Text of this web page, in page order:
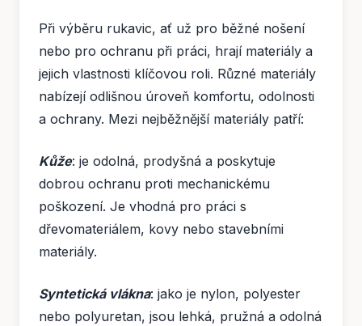
Při výběru rukavic, ať už pro běžné nošení
nebo pro ochranu při práci, hrají materiály a
jejich vlastnosti klíčovou roli. Různé materiály
nabízejí odlišnou úroveň komfortu, odolnosti
a ochrany. Mezi nejběžnější materiály patří:
Kůže: je odolná, prodyšná a poskytuje
dobrou ochranu proti mechanickému
poškození. Je vhodná pro práci s
dřevomateriálem, kovy nebo stavebními
materiály.
Syntetická vlákna: jako je nylon, polyester
nebo polyuretan, jsou lehká, pružná a odolná